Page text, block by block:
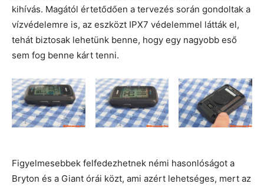
kihívás. Magától értetődően a tervezés során gondoltak a
vízvédelemre is, az eszközt IPX7 védelemmel látták el,
tehát biztosak lehetünk benne, hogy egy nagyobb eső
sem fog benne kárt tenni.
Figyelmesebbek felfedezhetnek némi hasonlóságot a
Bryton és a Giant órái közt, ami azért lehetséges, mert az